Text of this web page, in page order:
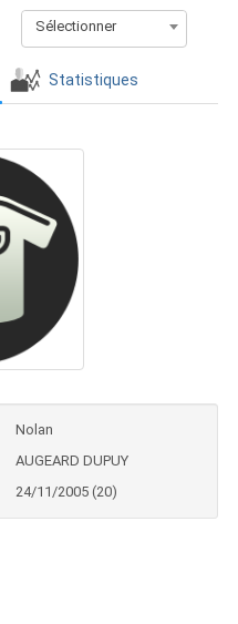
Sélectionner
Statistiques
Nolan
AUGEARD DUPUY
24/11/2005 (20)